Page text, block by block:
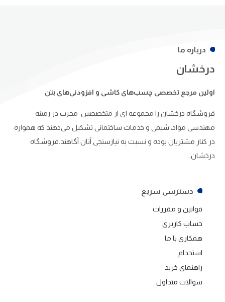
درباره ما
درخشان
اولین مرجع تخصصی چسب‌های کاشی و افزودنی‌های بتن
فروشگاه درخشان را مجموعه ای از متخصصین مجرب در زمینه
مهندسی مواد، شیمی و خدمات ساختمانی تشکیل می‌دهند که همواره
در کنار مشتریان بوده و نسبت به نیازسنجی آنان آگاهند.فروشگاه
درخشان…
دسترسی سریع
قوانین و مقررات
حساب کاربری
همکاری با ما
استخدام
راهنمای خرید
سوالات متداول